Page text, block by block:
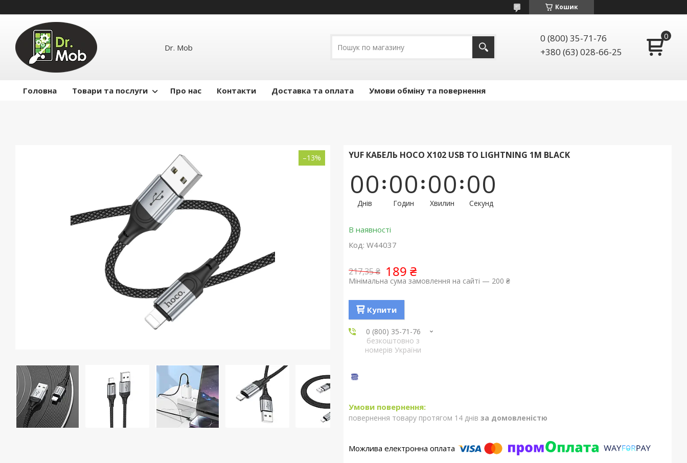
Кошик
Dr. Mob
0 (800) 35-71-76
+380 (63) 028-66-25
Головна Товари та послуги Про нас Контакти Доставка та оплата Умови обміну та повернення
–13% YUF КАБЕЛЬ HOCO X102 USB TO LIGHTNING 1M BLACK
00
Днів
00
Годин
00
Хвилин
00
Секунд
В наявності
Код: W44037
217,35 ₴ 189 ₴
Мінімальна сума замовлення на сайті — 200 ₴
Купити
0 (800) 35-71-76
безкоштовно з
номерів України
повернення товару протягом 14 днів за домовленістю